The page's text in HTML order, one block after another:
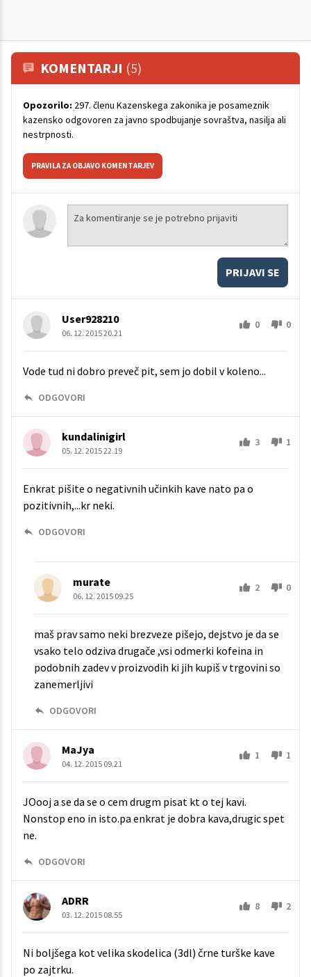
KOMENTARJI (5)
Opozorilo: 297. členu Kazenskega zakonika je posameznik
kazensko odgovoren za javno spodbujanje sovraštva, nasilja ali
nestrpnosti.
PRAVILA ZA OBJAVO KOMENTARJEV
PRIJAVI SE
User928210
06. 12. 2015 20.21
0 0
Vode tud ni dobro preveč pit, sem jo dobil v koleno...
ODGOVORI
kundalinigirl
05. 12. 2015 22.19
3 1
Enkrat pišite o negativnih učinkih kave nato pa o
pozitivnih,...kr neki.
ODGOVORI
murate
06. 12. 2015 09.25
2 0
maš prav samo neki brezveze pišejo, dejstvo je da se
vsako telo odziva drugače ,vsi odmerki kofeina in
podobnih zadev v proizvodih ki jih kupiš v trgovini so
zanemerljivi
ODGOVORI
MaJya
04. 12. 2015 09.21
1 1
JOooj a se da se o cem drugm pisat kt o tej kavi.
Nonstop eno in isto.pa enkrat je dobra kava,drugic spet
ne.
ODGOVORI
ADRR
03. 12. 2015 08.55
8 2
Ni boljšega kot velika skodelica (3dl) črne turške kave
po zajtrku.